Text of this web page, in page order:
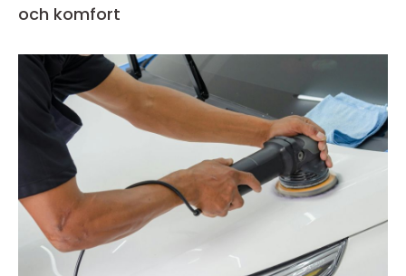
och komfort